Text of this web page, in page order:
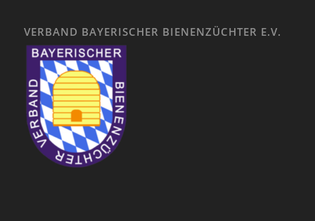
VERBAND BAYERISCHER BIENENZÜCHTER E.V.